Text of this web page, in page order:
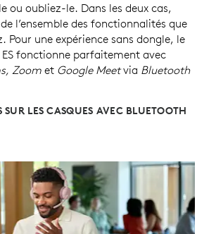
ou oubliez-le. Dans les deux cas,
l’ensemble des fonctionnalités que
Pour une expérience sans dongle, le
ES fonctionne parfaitement avec
Zoom et Google Meetvia Bluetooth
l’article sur la compatibilité
SUR LES CASQUES AVEC BLUETOOTH